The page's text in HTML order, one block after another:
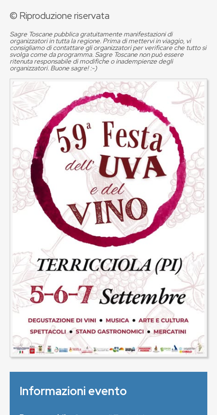
© Riproduzione riservata
Sagre Toscane pubblica gratuitamente manifestazioni di
organizzatori in tutta la regione. Prima di mettervi in viaggio, vi
consigliamo di contattare gli organizzatori per verificare che tutto si
svolga come da programma. Sagre Toscane non può essere
ritenuta responsabile di modifiche o inadempienze degli
organizzatori. Buone sagre! :-)
Informazioni evento